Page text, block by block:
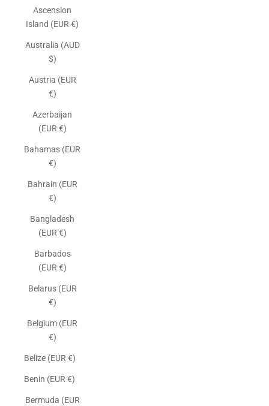
Ascension
Island (EUR €)
Australia (AUD
$)
Austria (EUR
€)
Azerbaijan
(EUR €)
Bahamas (EUR
€)
Bahrain (EUR
€)
Bangladesh
(EUR €)
Barbados
(EUR €)
Belarus (EUR
€)
Belgium (EUR
€)
Belize (EUR €)
Benin (EUR €)
Bermuda (EUR